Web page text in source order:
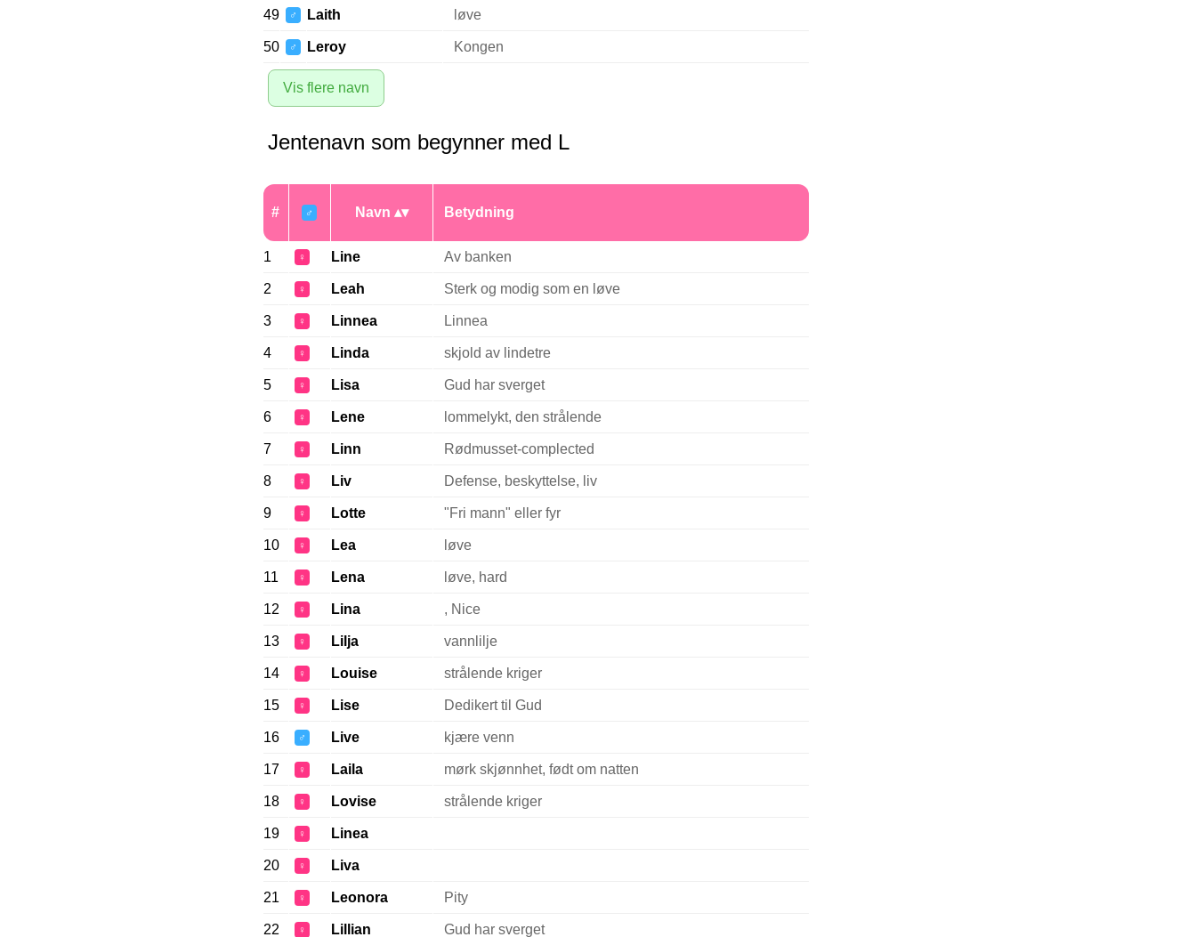
49 ♂ Laith løve
50 ♂ Leroy Kongen
Vis flere navn
Jentenavn som begynner med L
# ♂ Navn Betydning
1 ♀ Line Av banken
2 ♀ Leah Sterk og modig som en løve
3 ♀ Linnea Linnea
4 ♀ Linda skjold av lindetre
5 ♀ Lisa Gud har sverget
6 ♀ Lene lommelykt, den strålende
7 ♀ Linn Rødmusset-complected
8 ♀ Liv Defense, beskyttelse, liv
9 ♀ Lotte "Fri mann" eller fyr
10 ♀ Lea løve
11 ♀ Lena løve, hard
12 ♀ Lina , Nice
13 ♀ Lilja vannlilje
14 ♀ Louise strålende kriger
15 ♀ Lise Dedikert til Gud
16 ♂ Live kjære venn
17 ♀ Laila mørk skjønnhet, født om natten
18 ♀ Lovise strålende kriger
19 ♀ Linea
20 ♀ Liva
21 ♀ Leonora Pity
22 ♀ Lillian Gud har sverget